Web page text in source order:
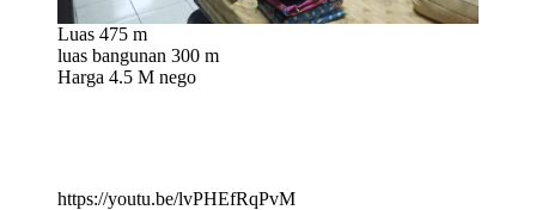
Luas 475 m
luas bangunan 300 m
Harga 4.5 M nego
https://youtu.be/lvPHEfRqPvM